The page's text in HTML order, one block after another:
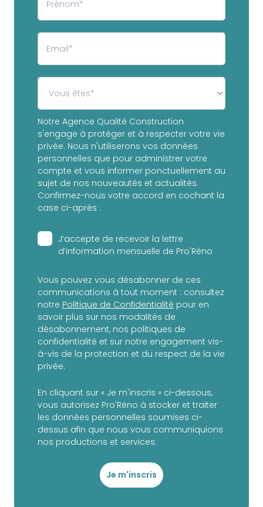
Notre Agence Qualité Construction
s'engage à protéger et à respecter votre vie
privée. Nous n'utiliserons vos données
personnelles que pour administrer votre
compte et vous informer ponctuellement au
sujet de nos nouveautés et actualités.
Confirmez-nous votre accord en cochant la
case ci-après :
J’accepte de recevoir la lettre
d’information mensuelle de Pro'Réno
Vous pouvez vous désabonner de ces
communications à tout moment : consultez
notre Politique de Confidentialité pour en
savoir plus sur nos modalités de
désabonnement, nos politiques de
confidentialité et sur notre engagement vis-
à-vis de la protection et du respect de la vie
privée.
En cliquant sur « Je m'inscris » ci-dessous,
vous autorisez Pro'Réno à stocker et traiter
les données personnelles soumises ci-
dessus afin que nous vous communiquions
nos productions et services.
Je m'inscris